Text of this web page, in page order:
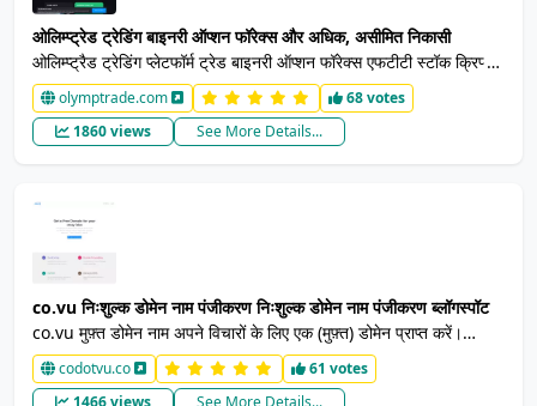
ओलिम्प्ट्रेड ट्रेडिंग बाइनरी ऑप्शन फॉरेक्स और अधिक, असीमित निकासी
ओलिम्प्ट्रैड ट्रेडिंग प्लेटफॉर्म ट्रेड बाइनरी ऑप्शन फॉरेक्स एफटीटी स्टॉक क्रिप्टो
टूल्स ट्रेडिंग सिग्नल, संकेतक, क्रिप्टो उपकरण डिपॉजिट सपोर्ट क्रिप्टो प्लेटफॉर्म
13 भाषाओं में उपलब्ध है अंग्रेजी बहासा इंडोनेशिया हिंदी Tiếng Việt
Русский थाई Português बहासा मेलायू Türkçe العربية Español
नहीं। घरेलू बैंक क्यूआर भुगतान, ट्रूमनी, बिनेंस पे, आदि के माध्यम से भुगतान।
ऐप विंडोज़ और मोबाइल फोन पर समर्थित है।
olymptrade.com
68 votes
1860 views
See More Details...
co.vu निःशुल्क डोमेन नाम पंजीकरण निःशुल्क डोमेन नाम पंजीकरण ब्लॉगस्पॉट
co.vu मुफ़्त डोमेन नाम अपने विचारों के लिए एक (मुफ़्त) डोमेन प्राप्त करें।
जिसका उपयोग आप अपनी निजी वेबसाइट, बायोडाटा, ब्लॉग, ऑनलाइन दुकान को
होस्ट करने के लिए कर सकते हैं। आसानी से अपने डोमेन को Tumblr,
codotvu.co
61 votes
1466 views
See More Details...